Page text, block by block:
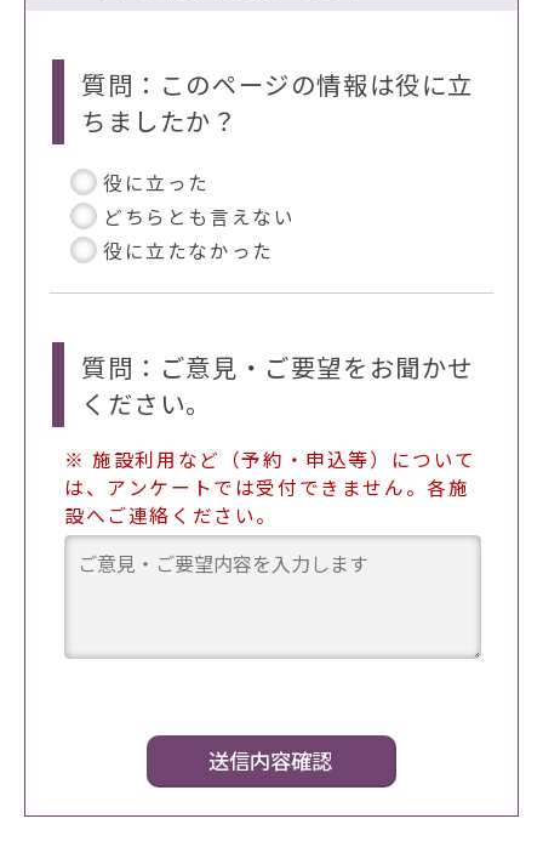
質問：このページの情報は役に立
ちましたか？
役に立った
どちらとも言えない
役に立たなかった
質問：ご意見・ご要望をお聞かせ
ください。
※ 施設利用など（予約・申込等）について
は、アンケートでは受付できません。各施
設へご連絡ください。